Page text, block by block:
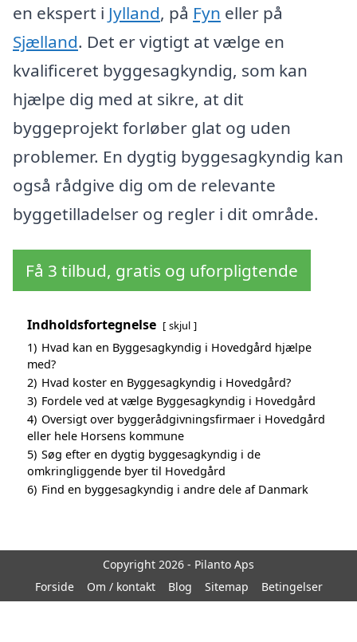
en ekspert i Jylland, på Fyn eller på
Sjælland. Det er vigtigt at vælge en
kvalificeret byggesagkyndig, som kan
hjælpe dig med at sikre, at dit
byggeprojekt forløber glat og uden
problemer. En dygtig byggesagkyndig kan
også rådgive dig om de relevante
byggetilladelser og regler i dit område.
Få 3 tilbud, gratis og uforpligtende
Indholdsfortegnelse skjul
1) Hvad kan en Byggesagkyndig i Hovedgård hjælpe
med?
2) Hvad koster en Byggesagkyndig i Hovedgård?
3) Fordele ved at vælge Byggesagkyndig i Hovedgård
4) Oversigt over byggerådgivningsfirmaer i Hovedgård
eller hele Horsens kommune
5) Søg efter en dygtig byggesagkyndig i de
omkringliggende byer til Hovedgård
6) Find en byggesagkyndig i andre dele af Danmark
Copyright 2026 - Pilanto Aps
Forside
Om / kontakt Blog Sitemap Betingelser